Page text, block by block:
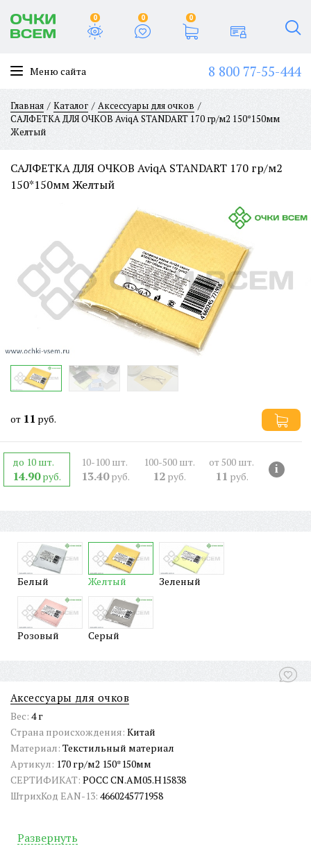
0 0 0
Меню сайта 8 800 77-55-444
Главная Каталог
Аксессуары для очков
САЛФЕТКА ДЛЯ ОЧКОВ AviqA STANDART 170 гр/м2 150*150мм
Желтый
САЛФЕТКА ДЛЯ ОЧКОВ AviqA STANDART 170 гр/м2
150*150мм Желтый
от 11 руб.
до 10 шт.
14.90руб.
10-100 шт.
13.40руб.
100-500 шт.
12руб.
от 500 шт.
11 руб.
i
Белый Желтый Зеленый
Розовый Серый
Аксессуары для очков
Вес: 4 г
Страна происхождения: Китай
Материал: Текстильный материал
Артикул: 170 гр/м2 150*150мм
СЕРТИФИКАТ: РОСС CN.АМ05.Н15838
ШтрихКод EAN-13: 4660245771958
Развернуть